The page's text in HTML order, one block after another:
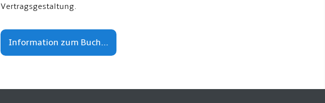
Vertragsgestaltung.
Information zum Buch...